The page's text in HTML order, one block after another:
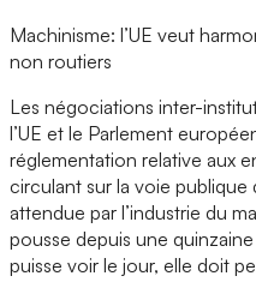
Machinisme: l’UE veut
non routiers
Les négociations inter-
l’UE et le Parlement
réglementation relative aux
circulant sur la voie publique
attendue par l’industrie du
pousse depuis une
puisse voir le jour, elle doit